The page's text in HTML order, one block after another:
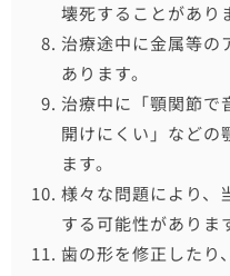
壊死することがあり
治療途中に金属等の
あります。
治療中に「顎関節で
開けにくい」などの
ます。
様々な問題により、
する可能性がありま
歯の形を修正したり